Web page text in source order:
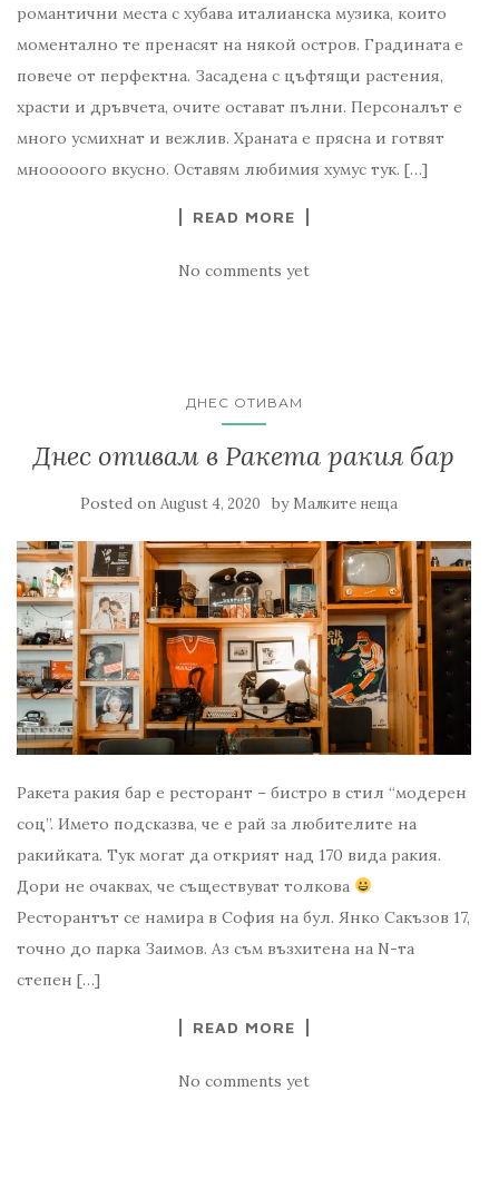
романтични места с хубава италианска музика, които
моментално те пренасят на някой остров. Градината е
повече от перфектна. Засадена с цъфтящи растения,
храсти и дръвчета, очите остават пълни. Персоналът е
много усмихнат и вежлив. Храната е прясна и готвят
мнооооого вкусно. Оставям любимия хумус тук. […]
READ MORE
No comments yet
ДНЕС ОТИВАМ
Днес отивам в Ракета ракия бар
Posted on August 4, 2020 by Малките неща
Ракета ракия бар е ресторант – бистро в стил “модерен
соц”. Името подсказва, че е рай за любителите на
ракийката. Тук могат да открият над 170 вида ракия.
Дори не очаквах, че съществуват толкова
Ресторантът се намира в София на бул. Янко Сакъзов 17,
точно до парка Заимов. Аз съм възхитена на N-та
степен […]
READ MORE
No comments yet